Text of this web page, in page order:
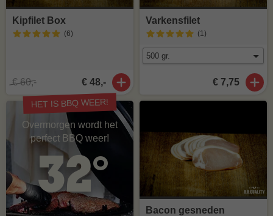
Kipfilet Box
(6)
€ 60,- € 48,-
Varkensfilet
(1)
€ 7,75
Bacon gesneden
HET IS BBQ WEER!
Overmorgen wordt het
perfect BBQ weer!
32°